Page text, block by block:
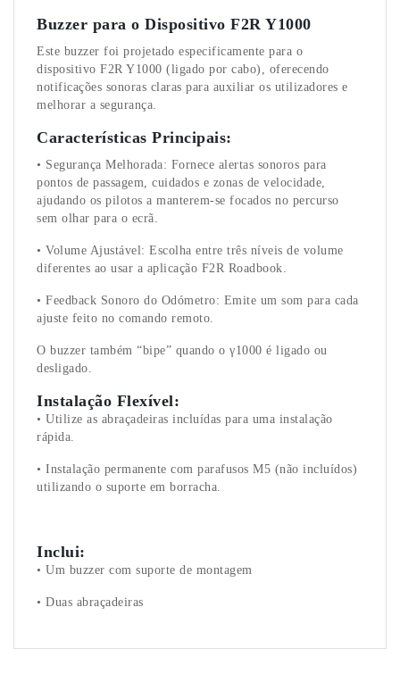
Buzzer para o Dispositivo F2R Y1000
Este buzzer foi projetado especificamente para o
dispositivo F2R Y1000 (ligado por cabo), oferecendo
notificações sonoras claras para auxiliar os utilizadores e
melhorar a segurança.
Características Principais:
• Segurança Melhorada: Fornece alertas sonoros para
pontos de passagem, cuidados e zonas de velocidade,
ajudando os pilotos a manterem-se focados no percurso
sem olhar para o ecrã.
• Volume Ajustável: Escolha entre três níveis de volume
diferentes ao usar a aplicação F2R Roadbook.
• Feedback Sonoro do Odómetro: Emite um som para cada
ajuste feito no comando remoto.
O buzzer também “bipe” quando o γ1000 é ligado ou
desligado.
Instalação Flexível:
• Utilize as abraçadeiras incluídas para uma instalação
rápida.
• Instalação permanente com parafusos M5 (não incluídos)
utilizando o suporte em borracha.
Inclui:
• Um buzzer com suporte de montagem
• Duas abraçadeiras